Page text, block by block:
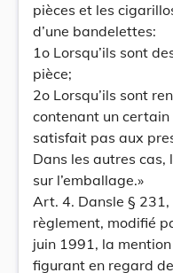
pièces et les
d’une bandelettes:
1o Lorsqu’ils sont
pièce;
2o Lorsqu’ils sont
contenant un certain
satisfait pas aux
Dans les autres
sur l’emballage.»
Art. 4. Dansle §
règlement, modifié
juin 1991, la mention
figurant en regard